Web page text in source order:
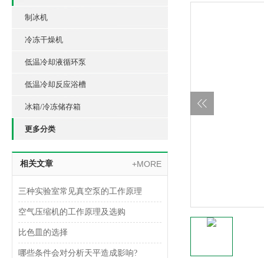
制冰机
冷冻干燥机
低温冷却液循环泵
低温冷却反应浴槽
冰箱/冷冻储存箱
更多分类
相关文章 +MORE
三种实验室常见真空泵的工作原理
空气压缩机的工作原理及选购
比色皿的选择
哪些条件会对分析天平造成影响?